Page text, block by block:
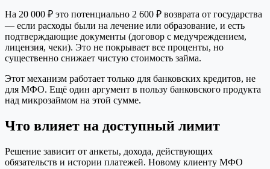
На 20 000 ₽ это потенциально 2 600 ₽ возврата от государства
— если расходы были на лечение или образование, и есть
подтверждающие документы (договор с медучреждением,
лицензия, чеки). Это не покрывает все проценты, но
существенно снижает чистую стоимость займа.
Этот механизм работает только для банковских кредитов, не
для МФО. Ещё один аргумент в пользу банковского продукта
над микрозаймом на этой сумме.
Что влияет на доступный лимит
Решение зависит от анкеты, дохода, действующих
обязательств и истории платежей. Новому клиенту МФО